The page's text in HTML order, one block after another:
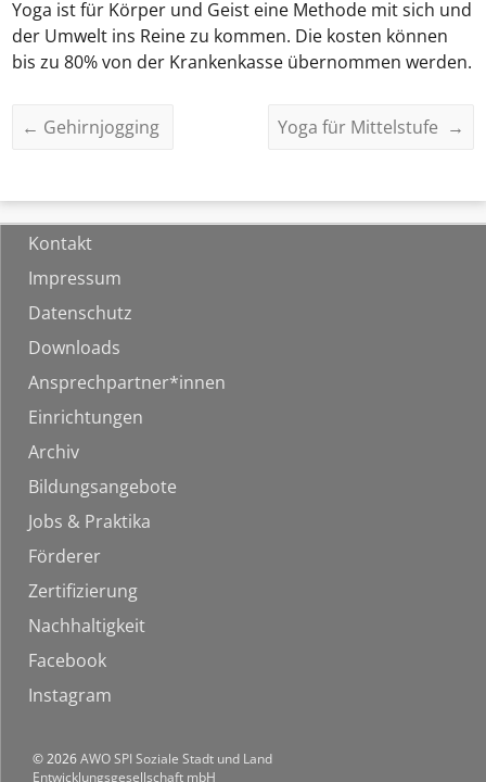
Yoga ist für Körper und Geist eine Methode mit sich und
der Umwelt ins Reine zu kommen. Die kosten können
bis zu 80% von der Krankenkasse übernommen werden.
← Gehirnjogging Yoga für Mittelstufe →
Kontakt
Impressum
Datenschutz
Downloads
Ansprechpartner*innen
Einrichtungen
Archiv
Bildungsangebote
Jobs & Praktika
Förderer
Zertifizierung
Nachhaltigkeit
Facebook
Instagram
© 2026AWO SPI Soziale Stadt und Land
Entwicklungsgesellschaft mbH